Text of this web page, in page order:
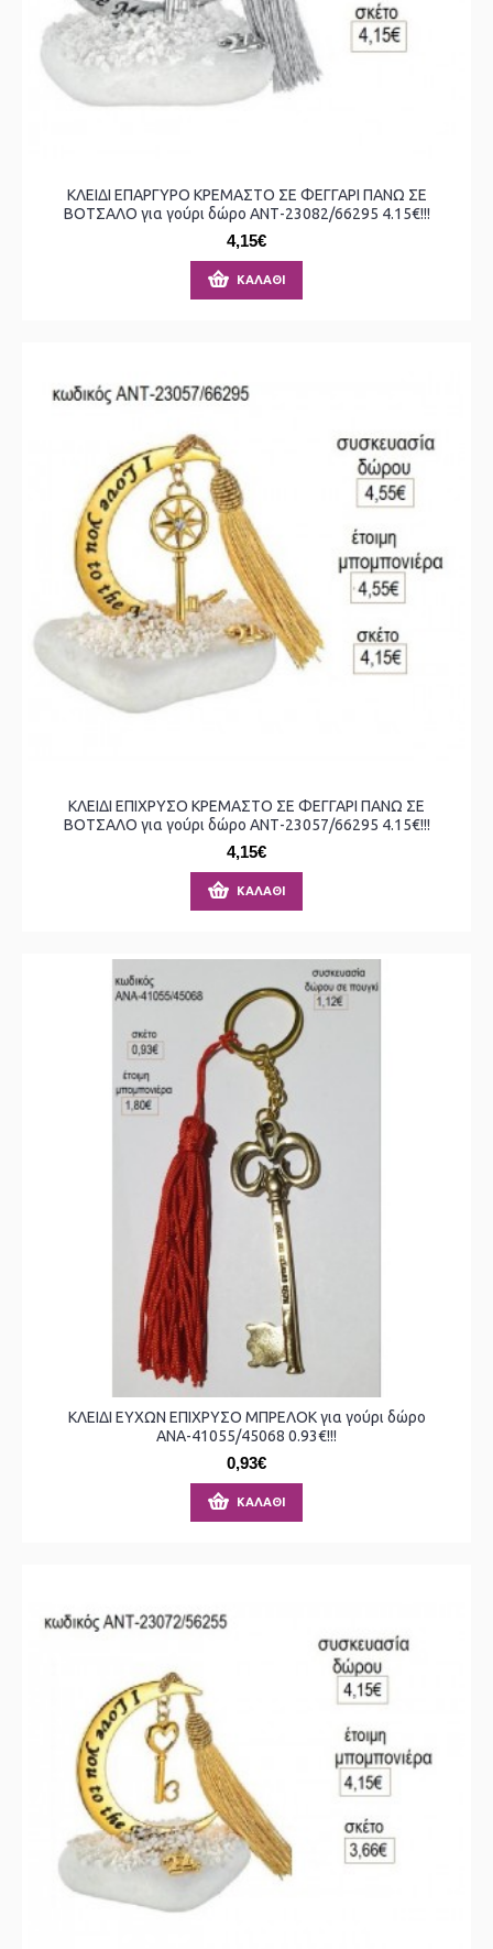
ΚΛΕΙΔΙ ΕΠΑΡΓΥΡΟ ΚΡΕΜΑΣΤΟ ΣΕ ΦΕΓΓΑΡΙ ΠΑΝΩ ΣΕ
ΒΟΤΣΑΛΟ για γούρι δώρο ΑΝΤ-23082/66295 4.15€!!!
4,15€
ΚΑΛΆΘΙ
ΚΛΕΙΔΙ ΕΠΙΧΡΥΣΟ ΚΡΕΜΑΣΤΟ ΣΕ ΦΕΓΓΑΡΙ ΠΑΝΩ ΣΕ
ΒΟΤΣΑΛΟ για γούρι δώρο ΑΝΤ-23057/66295 4.15€!!!
4,15€
ΚΑΛΆΘΙ
ΚΛΕΙΔΙ ΕΥΧΩΝ ΕΠΙΧΡΥΣΟ ΜΠΡΕΛΟΚ για γούρι δώρο
ΑΝΑ-41055/45068 0.93€!!!
0,93€
ΚΑΛΆΘΙ